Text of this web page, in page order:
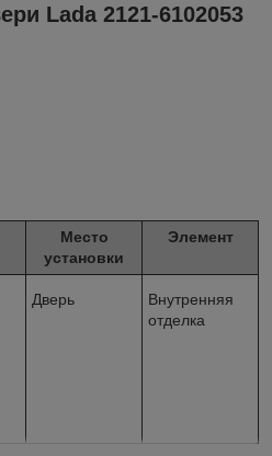
Lada 2121-6102053
Место
установки
Элемент
Дверь
Внутренняя
отделка